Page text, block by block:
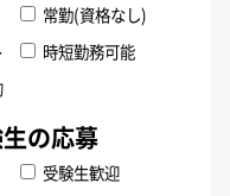
常勤(資格なし)
時短勤務可能
受験生歓迎